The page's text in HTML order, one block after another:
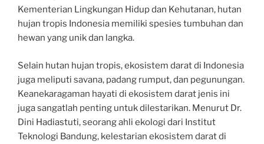
Kementerian Lingkungan Hidup dan Kehutanan, hutan
hujan tropis Indonesia memiliki spesies tumbuhan dan
hewan yang unik dan langka.
Selain hutan hujan tropis, ekosistem darat di Indonesia
juga meliputi savana, padang rumput, dan pegunungan.
Keanekaragaman hayati di ekosistem darat jenis ini
juga sangatlah penting untuk dilestarikan. Menurut Dr.
Dini Hadiastuti, seorang ahli ekologi dari Institut
Teknologi Bandung, kelestarian ekosistem darat di